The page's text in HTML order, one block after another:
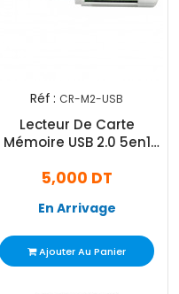
Réf : CR-M2-USB
Lecteur De Carte
Mémoire USB 2.0 5en1
5,000 DT
En Arrivage
Ajouter Au Panier